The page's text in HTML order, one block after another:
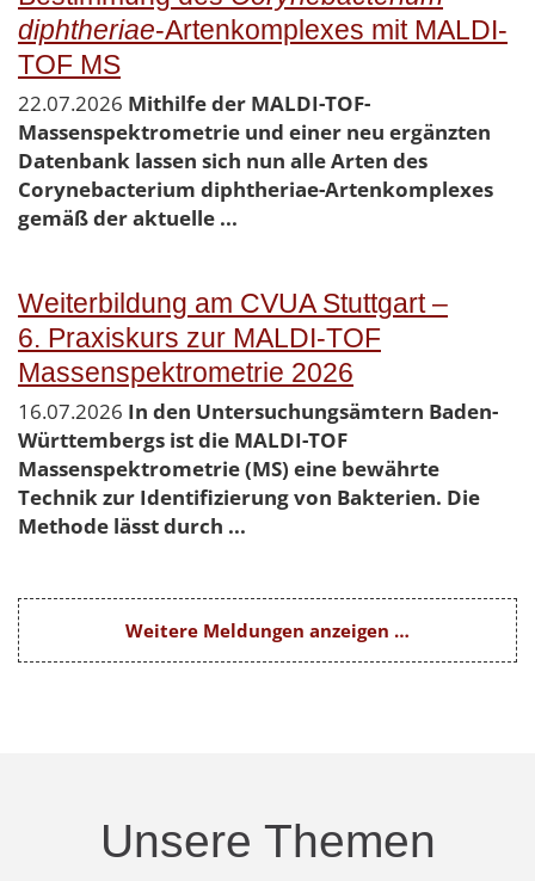
diphtheriae-Artenkomplexes mit MALDI-
TOF MS
22.07.2026 Mithilfe der MALDI-TOF-
Massenspektrometrie und einer neu ergänzten
Datenbank lassen sich nun alle Arten des
Corynebacterium diphtheriae-Artenkomplexes
gemäß der aktuelle ...
Weiterbildung am CVUA Stuttgart –
6. Praxiskurs zur MALDI-TOF
Massenspektrometrie 2026
16.07.2026 In den Untersuchungsämtern Baden-
Württembergs ist die MALDI-TOF
Massenspektrometrie (MS) eine bewährte
Technik zur Identifizierung von Bakterien. Die
Methode lässt durch ...
Weitere Meldungen anzeigen …
Unsere Themen